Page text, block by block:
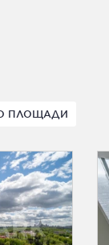
ПЛОЩАДИ